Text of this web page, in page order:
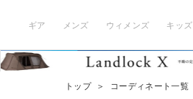
ギア メンズ ウィメンズ キッズ
トップ ＞ コーディネート一覧